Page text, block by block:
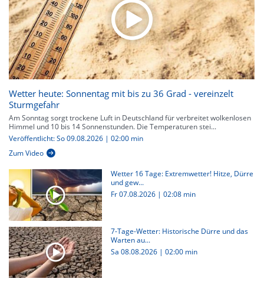
Wetter heute: Sonnentag mit bis zu 36 Grad - vereinzelt
Sturmgefahr
Am Sonntag sorgt trockene Luft in Deutschland für verbreitet wolkenlosen
Himmel und 10 bis 14 Sonnenstunden. Die Temperaturen stei...
Veröffentlicht: So 09.08.2026 | 02:00 min
Zum Video
Wetter 16 Tage: Extremwetter! Hitze, Dürre
und gew...
Fr 07.08.2026 | 02:08 min
7-Tage-Wetter: Historische Dürre und das
Warten au...
Sa 08.08.2026 | 02:00 min